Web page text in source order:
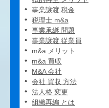
事業譲渡 税金
税理士 m&a
事業承継 問題
事業譲渡 従業員
m&a メリット
m&a 買収
M&A 会社
会社 買収 方法
法人格 変更
組織再編 とは